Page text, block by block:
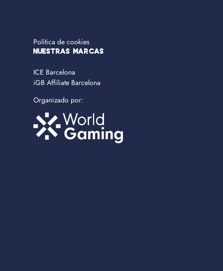
Política de cookies
NUESTRAS MARCAS
ICE Barcelona
iGB Affiliate Barcelona
Organizado por: